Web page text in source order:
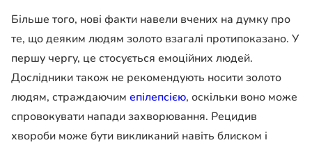
Більше того, нові факти навели вчених на думку про
те, що деяким людям золото взагалі протипоказано. У
першу чергу, це стосується емоційних людей.
Дослідники також не рекомендують носити золото
людям, страждаючим епілепсією, оскільки воно може
спровокувати напади захворювання. Рецидив
хвороби може бути викликаний навіть блиском і